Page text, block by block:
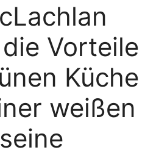
Vorteile
Küche
weißen